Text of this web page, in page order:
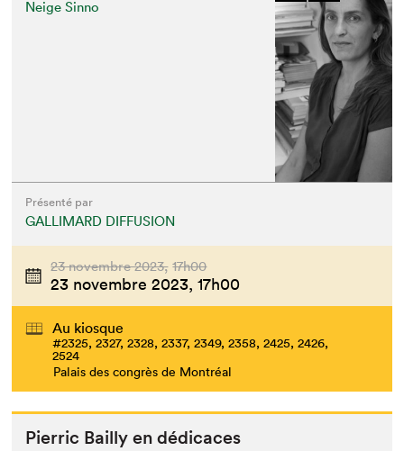
Neige Sinno
Présenté par
GALLIMARD DIFFUSION
23 novembre 2023, 17h00
23 novembre 2023, 17h00
Au kiosque
#2325, 2327, 2328, 2337, 2349, 2358, 2425, 2426,
2524
Palais des congrès de Montréal
Pier­ric Bail­ly en dédicaces